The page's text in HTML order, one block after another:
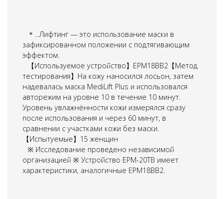
＊…Лифтинг — это использование маски в
зафиксированном положении с подтягивающим
эффектом.
【Используемое устройство】EPM18BB2【Метод
тестирования】На кожу наносился лосьон, затем
надевалась маска MediLift Plus и использовался
авторежим на уровне 10 в течение 10 минут.
Уровень увлажнённости кожи измерялся сразу
после использования и через 60 минут, в
сравнении с участками кожи без маски.
【Испытуемые】15 женщин
※ Исследование проведено независимой
организацией ※ Устройство EPM-20TB имеет
характеристики, аналогичные EPM18BB2.